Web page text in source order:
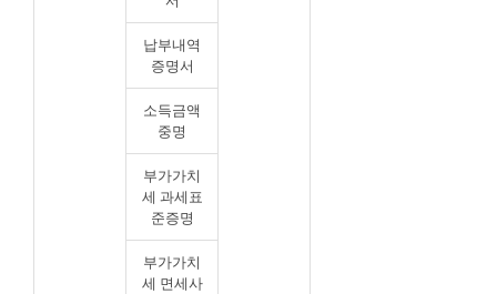
납부내역
증명서
소득금액
중명
부가가치
세 과세표
준증명
부가가치
세 면세사